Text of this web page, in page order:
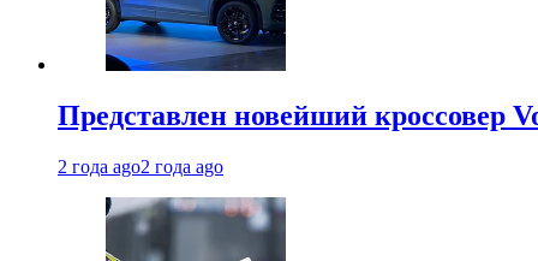
Представлен новейший кроссовер
2 года ago2 года ago